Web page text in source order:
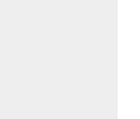
sales
better
Sales
comes to